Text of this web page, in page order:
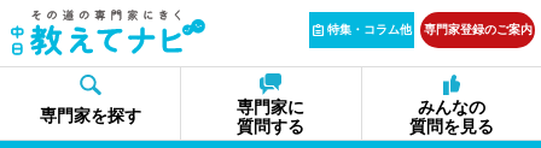
特集・コラム他 専門家登録のご案内
専門家を探す
専門家に
質問する
みんなの
質問を見る